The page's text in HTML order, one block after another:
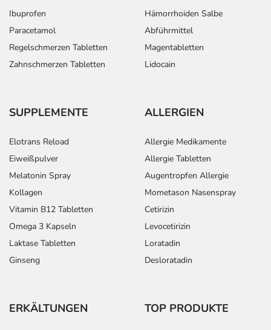
Ibuprofen
Paracetamol
Regelschmerzen Tabletten
Zahnschmerzen Tabletten
Hämorrhoiden Salbe
Abführmittel
Magentabletten
Lidocain
SUPPLEMENTE
Elotrans Reload
Eiweißpulver
Melatonin Spray
Kollagen
Vitamin B12 Tabletten
Omega 3 Kapseln
Laktase Tabletten
Ginseng
ALLERGIEN
Allergie Medikamente
Allergie Tabletten
Augentropfen Allergie
Mometason Nasenspray
Cetirizin
Levocetirizin
Loratadin
Desloratadin
ERKÄLTUNGEN TOP PRODUKTE